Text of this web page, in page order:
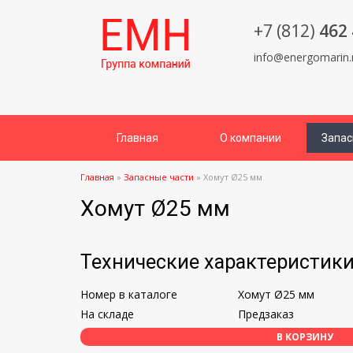
+7 (812) 462
Главная О компании
Главная » Запасные части » Хомут Ø25 мм
Хомут Ø25 мм
Технические характеристики
Номер в каталоге
Хомут Ø25 мм
На складе
Предзаказ
В КОРЗИНУ